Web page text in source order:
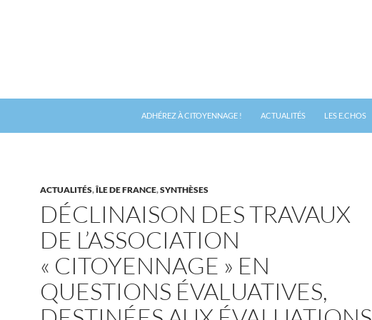
ADHÉREZ À CITOYENNAGE ! ACTUALITÉS LES E.CHOS
ACTUALITÉS,ÎLE DE FRANCE,SYNTHÈSES
DÉCLINAISON DES TRAVAUX
DE L’ASSOCIATION
« CITOYENNAGE » EN
QUESTIONS ÉVALUATIVES,